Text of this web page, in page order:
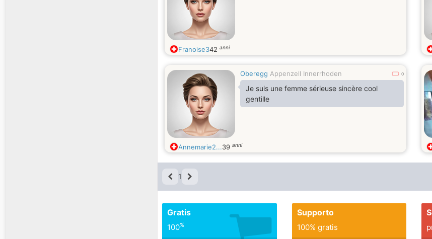
Franoise342 anni
Oberegg Appenzell Innerrhoden 0
Je suis une femme sérieuse sincère cool
gentille
Annemarie2...39 anni
1
Gratis
100%
Supporto
100% gratis